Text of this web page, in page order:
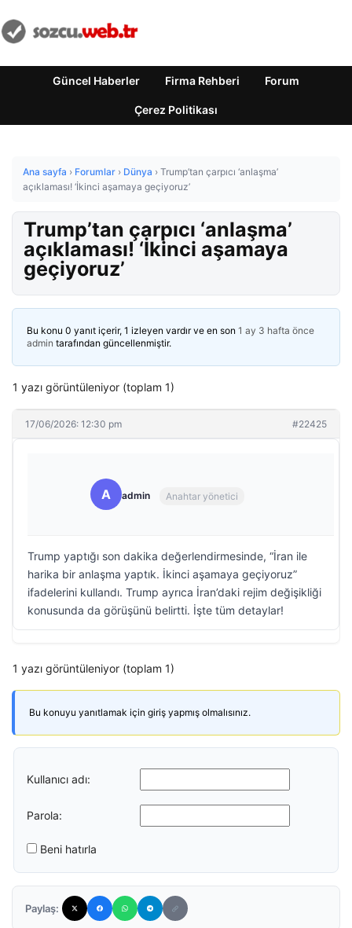
Güncel Haberler Firma Rehberi Forum
Çerez Politikası
Ana sayfa › Forumlar › Dünya › Trump’tan çarpıcı ‘anlaşma’
açıklaması! ‘İkinci aşamaya geçiyoruz’
Trump’tan çarpıcı ‘anlaşma’
açıklaması! ‘İkinci aşamaya
geçiyoruz’
Bu konu 0 yanıt içerir, 1 izleyen vardır ve en son 1 ay 3 hafta önce
admin tarafından güncellenmiştir.
1 yazı görüntüleniyor (toplam 1)
17/06/2026: 12:30 pm #22425
A admin Anahtar yönetici
Trump yaptığı son dakika değerlendirmesinde, “İran ile
harika bir anlaşma yaptık. İkinci aşamaya geçiyoruz”
ifadelerini kullandı. Trump ayrıca İran’daki rejim değişikliği
konusunda da görüşünü belirtti. İşte tüm detaylar!
1 yazı görüntüleniyor (toplam 1)
Bu konuyu yanıtlamak için giriş yapmış olmalısınız.
Kullanıcı adı:
Parola:
Beni hatırla
Paylaş: